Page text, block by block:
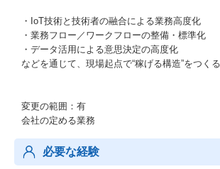
・IoT技術と技術者の融合による業務高度化
・業務フロー／ワークフローの整備・標準化
・データ活用による意思決定の高度化
などを通じて、現場起点で“稼げる構造”をつく
変更の範囲：有
会社の定める業務
必要な経験